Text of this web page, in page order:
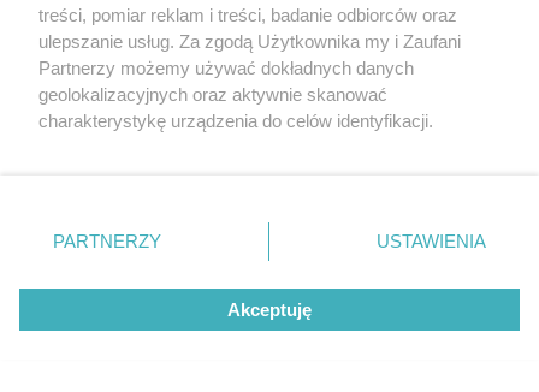
© 2026 Grupa ZPR Media
treści, pomiar reklam i treści, badanie odbiorców oraz
ulepszanie usług. Za zgodą Użytkownika my i Zaufani
Partnerzy możemy używać dokładnych danych
geolokalizacyjnych oraz aktywnie skanować
charakterystykę urządzenia do celów identyfikacji.
zmienić/wycofać klikając przycisk ustawień prywatności
znajdujący się w lewym dolnym rogu strony
rodzaje przetwarzania danych nie wymagają zgody
użytkownika, ale masz prawo sprzeciwić się takiemu
przetwarzaniu. Preferencje będą miały zastosowanie tylko
PARTNERZY USTAWIENIA
Akceptuję